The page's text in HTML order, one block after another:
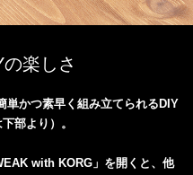
楽しさ
単かつ素早く組み立てられるDIY
部より）。
with KORG」を開くと、他